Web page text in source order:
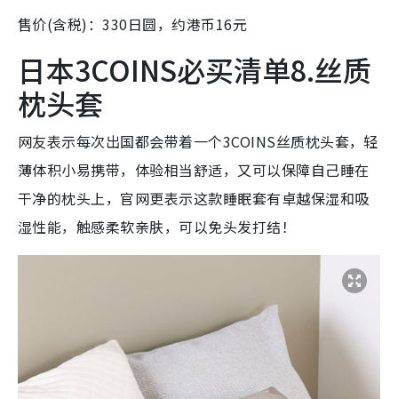
售价(含税)：330日圆，约港币16元
日本3COINS必买清单8.丝质
枕头套
网友表示每次出国都会带着一个3COINS丝质枕头套，轻
薄体积小易携带，体验相当舒适，又可以保障自己睡在
干净的枕头上，官网更表示这款睡眠套有卓越保湿和吸
湿性能，触感柔软亲肤，可以免头发打结！